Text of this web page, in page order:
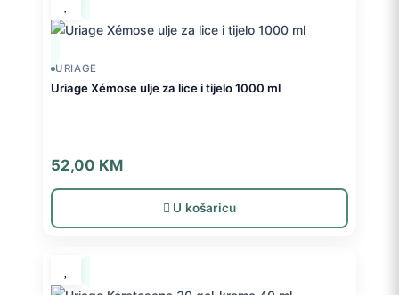
URIAGE
Uriage Xémose ulje za lice i tijelo 1000 ml
52,00 KM
U košaricu